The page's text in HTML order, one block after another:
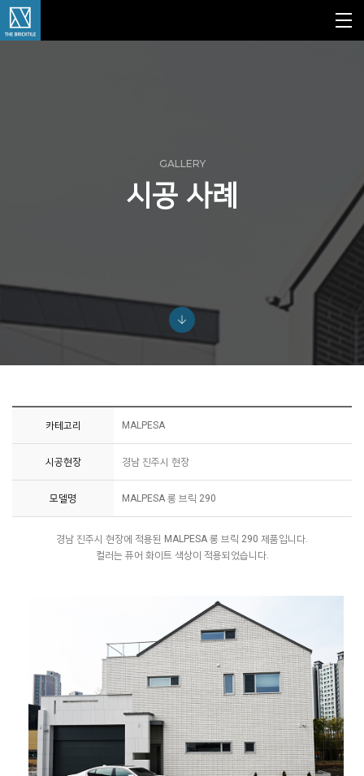
GALLERY
시공 사례
카테고리 MALPESA
시공현장 경남 진주시 현장
모델명 MALPESA 롱 브릭 290
경남 진주시 현장에 적용된 MALPESA 롱 브릭 290 제품입니다.
컬러는 퓨어 화이트 색상이 적용되었습니다.